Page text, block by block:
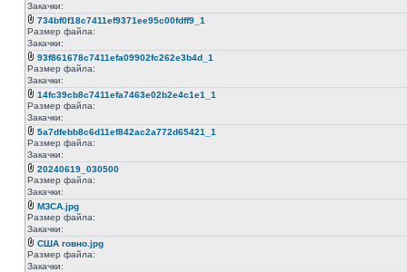
Закачки:
734bf0f18c7411ef9371ee95c00fdff9_1
Размер файла:
Закачки:
93f861678c7411efa09902fc262e3b4d_1
Размер файла:
Закачки:
14fc39cb8c7411efa7463e02b2e4c1e1_1
Размер файла:
Закачки:
5a7dfebb8c6d11ef842ac2a772d65421_1
Размер файла:
Закачки:
20240619_030500
Размер файла:
Закачки:
МЗСА.jpg
Размер файла:
Закачки:
США говно.jpg
Размер файла:
Закачки: